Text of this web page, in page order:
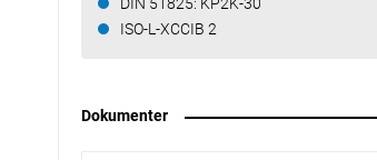
ISO-L-XCCIB 2
Dokumenter